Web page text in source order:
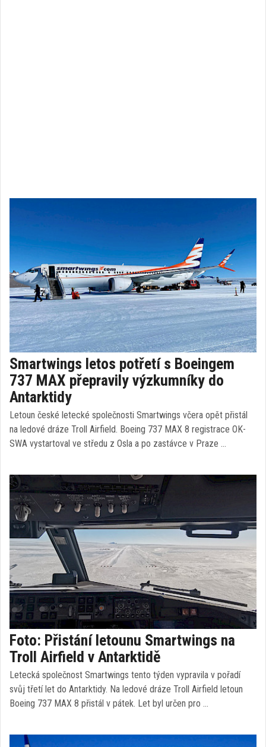
Smartwings letos potřetí s Boeingem
737 MAX přepravily výzkumníky do
Antarktidy
Letoun české letecké společnosti Smartwings včera opět přistál
na ledové dráze Troll Airfield. Boeing 737 MAX 8 registrace OK-
SWA vystartoval ve středu z Osla a po zastávce v Praze …
Foto: Přistání letounu Smartwings na
Troll Airfield v Antarktidě
Letecká společnost Smartwings tento týden vypravila v pořadí
svůj třetí let do Antarktidy. Na ledové dráze Troll Airfield letoun
Boeing 737 MAX 8 přistál v pátek. Let byl určen pro …